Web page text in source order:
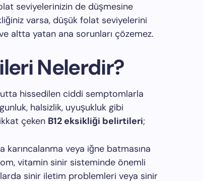
seviyelerinizin de düşmesine
varsa, düşük folat seviyelerini
altta yatan ana sorunları çözemez.
Nelerdir?
hissedilen ciddi semptomlarla
halsizlik, uyuşukluk gibi
çeken B12 eksikliği belirtileri;
karıncalanma veya iğne batmasına
vitamin sinir sisteminde önemli
sinir iletim problemleri veya sinir